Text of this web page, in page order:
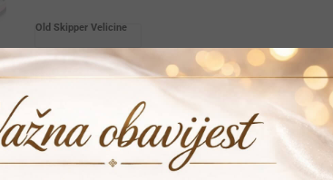
Old Skipper Velicine
DODAJ U KORPU